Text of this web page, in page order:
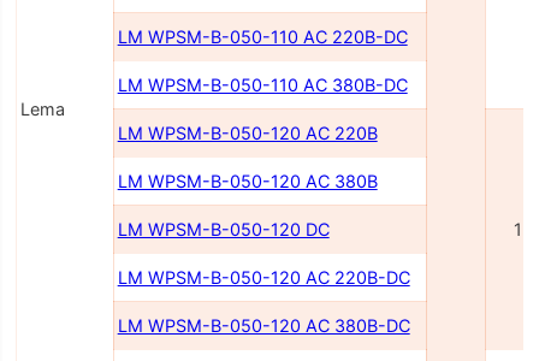
Lema
LM WPSM-B-050-110 AC 220В-DC
LM WPSM-B-050-110 AC 380В-DC
LM WPSM-B-050-120 AC 220В
LM WPSM-B-050-120 AC 380В
LM WPSM-B-050-120 DC
LM WPSM-B-050-120 AC 220В-DC
LM WPSM-B-050-120 AC 380В-DC